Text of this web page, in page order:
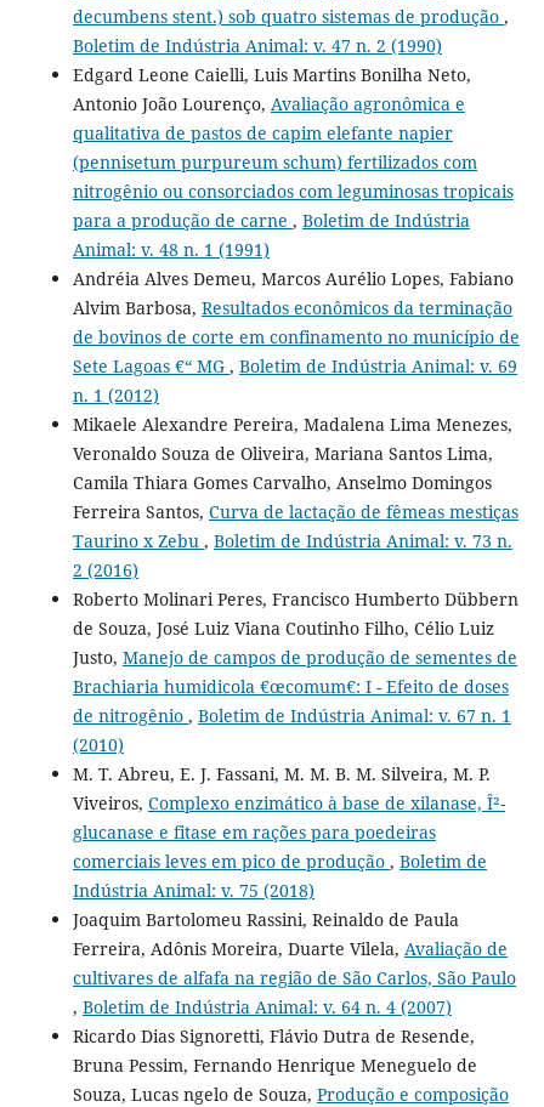
decumbens stent.) sob quatro sistemas de produção ,
Boletim de Indústria Animal: v. 47 n. 2 (1990)
Edgard Leone Caielli, Luis Martins Bonilha Neto,
Antonio João Lourenço, Avaliação agronômica e
qualitativa de pastos de capim elefante napier
(pennisetum purpureum schum) fertilizados com
nitrogênio ou consorciados com leguminosas tropicais
para a produção de carne , Boletim de Indústria
Animal: v. 48 n. 1 (1991)
Andréia Alves Demeu, Marcos Aurélio Lopes, Fabiano
Alvim Barbosa, Resultados econômicos da terminação
de bovinos de corte em confinamento no município de
Sete Lagoas €“ MG , Boletim de Indústria Animal: v. 69
n. 1 (2012)
Mikaele Alexandre Pereira, Madalena Lima Menezes,
Veronaldo Souza de Oliveira, Mariana Santos Lima,
Camila Thiara Gomes Carvalho, Anselmo Domingos
Ferreira Santos, Curva de lactação de fêmeas mestiças
Taurino x Zebu , Boletim de Indústria Animal: v. 73 n.
2 (2016)
Roberto Molinari Peres, Francisco Humberto Dübbern
de Souza, José Luiz Viana Coutinho Filho, Célio Luiz
Justo, Manejo de campos de produção de sementes de
Brachiaria humidicola €œcomum€: I - Efeito de doses
de nitrogênio , Boletim de Indústria Animal: v. 67 n. 1
(2010)
M. T. Abreu, E. J. Fassani, M. M. B. M. Silveira, M. P.
Viveiros, Complexo enzimático à base de xilanase, Î²-
glucanase e fitase em rações para poedeiras
comerciais leves em pico de produção , Boletim de
Indústria Animal: v. 75 (2018)
Joaquim Bartolomeu Rassini, Reinaldo de Paula
Ferreira, Adônis Moreira, Duarte Vilela, Avaliação de
cultivares de alfafa na região de São Carlos, São Paulo
, Boletim de Indústria Animal: v. 64 n. 4 (2007)
Ricardo Dias Signoretti, Flávio Dutra de Resende,
Bruna Pessim, Fernando Henrique Meneguelo de
Souza, Lucas ngelo de Souza, Produção e composição